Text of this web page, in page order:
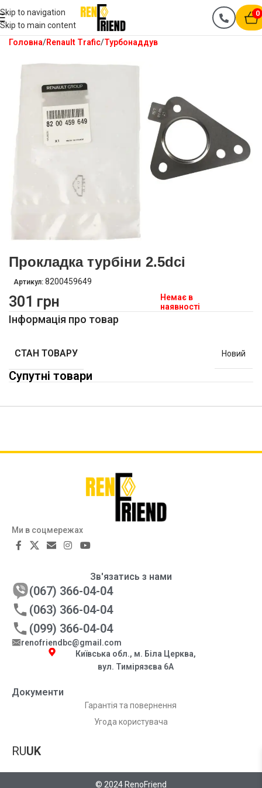
Skip to navigation
Skip to main content
0
Головна Renault Trafic Турбонаддув
Прокладка турбіни 2.5dci
Артикул: 8200459649
301 грн
Немає в
наявності
Інформація про товар
СТАН ТОВАРУ Новий
Супутні товари
Ми в соцмережах
Документи
Гарантія та повернення
Угода користувача
Зв'язатись з нами
(067) 366-04-04
(063) 366-04-04
(099) 366-04-04
renofriendbc@gmail.com
Київська обл., м. Біла Церква,
вул. Тимірязєва 6А
RUUK
© 2024 RenoFriend